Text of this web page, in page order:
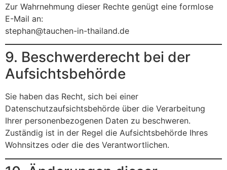
Zur Wahrnehmung dieser Rechte genügt eine formlose
E-Mail an:
stephan@tauchen-in-thailand.de
9. Beschwerderecht bei der
Aufsichtsbehörde
Sie haben das Recht, sich bei einer
Datenschutzaufsichtsbehörde über die Verarbeitung
Ihrer personenbezogenen Daten zu beschweren.
Zuständig ist in der Regel die Aufsichtsbehörde Ihres
Wohnsitzes oder die des Verantwortlichen.